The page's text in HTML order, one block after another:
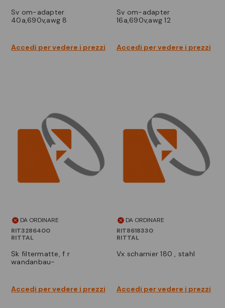
sv om-adapter
40a,690v,awg 8
Accedi per vedere i prezzi
sv om-adapter
16a,690v,awg 12
Accedi per vedere i prezzi
DA ORDINARE
RIT3286400
RITTAL
sk filtermatte, f r
wandanbau-
Accedi per vedere i prezzi
DA ORDINARE
RIT8618330
RITTAL
vx scharnier 180 , stahl
Accedi per vedere i prezzi